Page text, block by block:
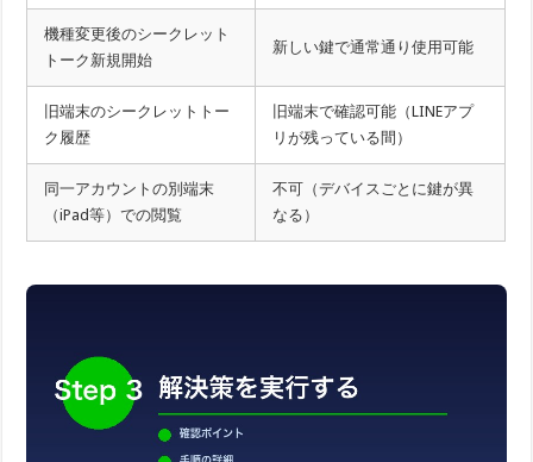
機種変更後のシークレット
トーク新規開始
新しい鍵で通常通り使用可能
旧端末のシークレットトー
ク履歴
旧端末で確認可能（LINEアプ
リが残っている間）
同一アカウントの別端末
（iPad等）での閲覧
不可（デバイスごとに鍵が異
なる）